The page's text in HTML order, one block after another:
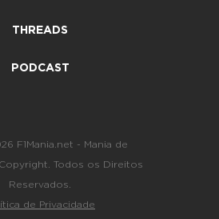
THREADS
PODCAST
F1Mania.net - Mania de
Todos os Direitos
Reservados.
de Privacidade